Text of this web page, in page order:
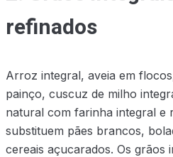
refinados
Arroz integral, aveia em
painço, cuscuz de milho
natural com farinha integral e
substituem pães brancos,
cereais açucarados. Os grãos